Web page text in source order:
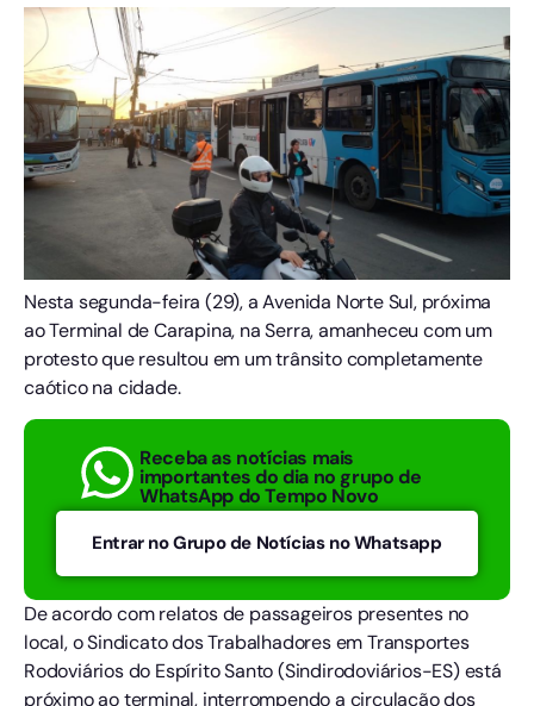
Nesta segunda-feira (29), a Avenida Norte Sul, próxima
ao Terminal de Carapina, na Serra, amanheceu com um
protesto que resultou em um trânsito completamente
caótico na cidade.
Receba as notícias mais
importantes do dia no grupo de
WhatsApp do Tempo Novo
Entrar no Grupo de Notícias no Whatsapp
De acordo com relatos de passageiros presentes no
local, o Sindicato dos Trabalhadores em Transportes
Rodoviários do Espírito Santo (Sindirodoviários-ES) está
próximo ao terminal, interrompendo a circulação dos